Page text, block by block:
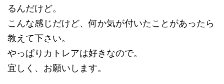
るんだけど。
こんな感じだけど、何か気が付いたことがあったら
教えて下さい。
やっぱりカトレアは好きなので。
宜しく、お願いします。